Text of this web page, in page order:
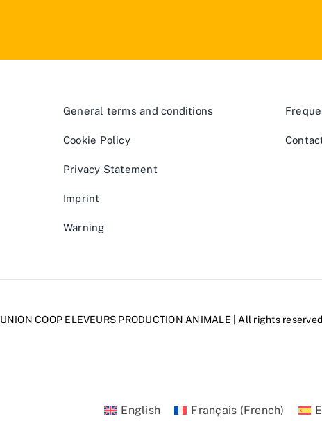
General terms and conditions
Cookie Policy
Privacy Statement
Imprint
Warning
UNION COOP ELEVEURS PRODUCTION ANIMALE | All rights
English Français (French)